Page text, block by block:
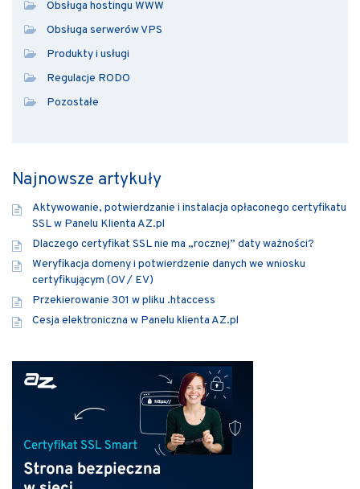
Obsługa hostingu WWW
Obsługa serwerów VPS
Produkty i usługi
Regulacje RODO
Pozostałe
Najnowsze artykuły
Aktywowanie, potwierdzanie i instalacja opłaconego certyfikatu
SSL w Panelu Klienta AZ.pl
Dlaczego certyfikat SSL nie ma „rocznej” daty ważności?
Weryfikacja domeny i potwierdzenie danych we wniosku
certyfikującym (OV / EV)
Przekierowanie 301 w pliku .htaccess
Cesja elektroniczna w Panelu klienta AZ.pl